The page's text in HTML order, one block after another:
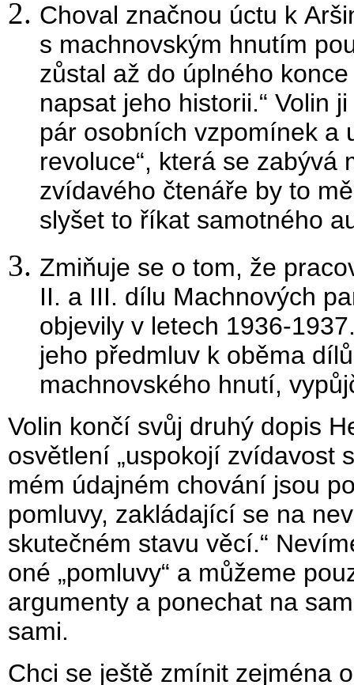
Choval značnou úctu k
s machnovským hnutím
zůstal až do úplného
napsat jeho historii.“ Volin
pár osobních vzpomínek a
revoluce“, která se
zvídavého čtenáře by to
slyšet to říkat samotného
Zmiňuje se o tom, že
II. a III. dílu Machnových
objevily v letech 1936-
jeho předmluv k oběma
machnovského hnutí,
Volin končí svůj druhý dopis
osvětlení „uspokojí zvídavost
mém údajném chování jsou
pomluvy, zakládající se na
skutečném stavu věcí.“
oné „pomluvy“ a můžeme
argumenty a ponechat na
sami.
Chci se ještě zmínit zejména